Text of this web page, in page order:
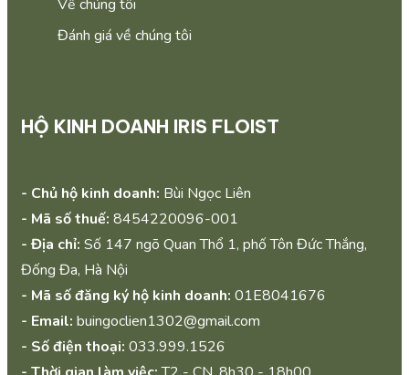
Về chúng tôi
Đánh giá về chúng tôi
HỘ KINH DOANH IRIS FLOIST
- Chủ hộ kinh doanh: Bùi Ngọc Liên
- Mã số thuế: 8454220096-001
- Địa chỉ: Số 147 ngõ Quan Thổ 1, phố Tôn Đức Thắng,
Đống Đa, Hà Nội
- Mã số đăng ký hộ kinh doanh: 01E8041676
- Email: buingoclien1302@gmail.com
- Số điện thoại: 033.999.1526